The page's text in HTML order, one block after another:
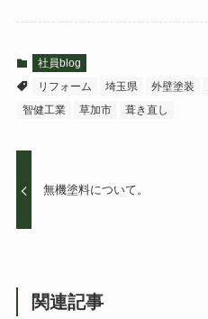
社員blog
リフォーム
埼玉県 外壁塗装
智健工業
草加市 葺き直し
無機塗料について。
関連記事